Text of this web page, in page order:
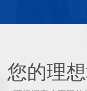
您的理